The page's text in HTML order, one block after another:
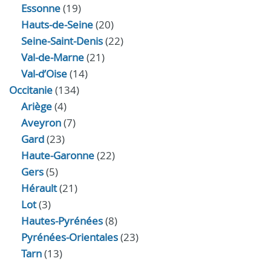
Essonne(19)
Hauts-de-Seine(20)
Seine-Saint-Denis(22)
Val-de-Marne(21)
Val-d’Oise(14)
Occitanie(134)
Ariège(4)
Aveyron(7)
Gard(23)
Haute-Garonne(22)
Gers(5)
Hérault(21)
Lot(3)
Hautes-Pyrénées(8)
Pyrénées-Orientales(23)
Tarn(13)